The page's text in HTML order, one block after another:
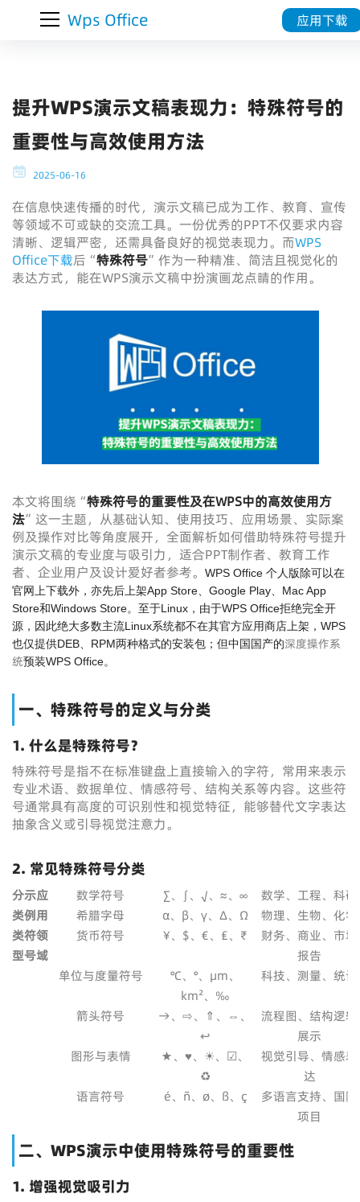
Wps Office 应用下载
提升WPS演示文稿表现力：特殊符号的
重要性与高效使用方法
2025-06-16
在信息快速传播的时代，演示文稿已成为工作、教育、宣传
等领域不可或缺的交流工具。一份优秀的PPT不仅要求内容
清晰、逻辑严密，还需具备良好的视觉表现力。而WPS
Office下载后“特殊符号”作为一种精准、简洁且视觉化的
表达方式，能在WPS演示文稿中扮演画龙点睛的作用。
本文将围绕“特殊符号的重要性及在WPS中的高效使用方
法”这一主题，从基础认知、使用技巧、应用场景、实际案
例及操作对比等角度展开，全面解析如何借助特殊符号提升
演示文稿的专业度与吸引力，适合PPT制作者、教育工作
者、企业用户及设计爱好者参考。
WPS Office 个人版除可以在
官网上下载外，亦先后上架App Store、Google Play、Mac App
Store和Windows Store。至于Linux，由于WPS Office拒绝完全开
源，因此绝大多数主流Linux系统都不在其官方应用商店上架，WPS
也仅提供DEB、RPM两种格式的安装包；但中国国产的深度操作系
统预装WPS Office。
一、特殊符号的定义与分类
1. 什么是特殊符号？
特殊符号是指不在标准键盘上直接输入的字符，常用来表示
专业术语、数据单位、情感符号、结构关系等内容。这些符
号通常具有高度的可识别性和视觉特征，能够替代文字表达
抽象含义或引导视觉注意力。
2. 常见特殊符号分类
分
类
类
型
示
例
符
号
应
用
领
域
数学符号 ∑、∫、√、≈、∞
数学、工程、科研
希腊字母
α、β、γ、Δ、Ω
物理、生物、化学
货币符号
¥、$、€、₤、₹
财务、商业、市场
报告
单位与度量符号
℃、°、μm、
km²、‰
科技、测量、统计
箭头符号
→、⇨、⇑、⇔、
↩
流程图、结构逻辑
展示
图形与表情
★、♥、☀、☑、
♻
视觉引导、情感表
达
语言符号
é、ñ、ø、ß、ç
多语言支持、国际
项目
二、WPS演示中使用特殊符号的重要性
1. 增强视觉吸引力